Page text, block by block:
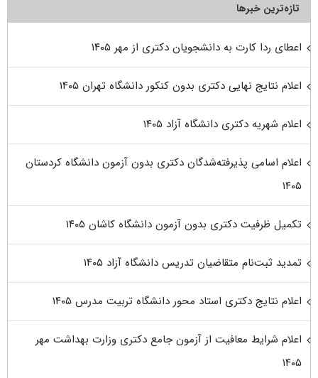
تازه‌ترین خبرها
اعطای ردا کارت به دانشجویان دکتری از مهر ۱۴۰۵
اعلام نتایج نهایی دکتری بدون کنکور دانشگاه تهران ۱۴۰۵
اعلام شهریه دکتری دانشگاه آزاد ۱۴۰۵
اعلام اسامی پذیرفته‌شدگان دکتری بدون آزمون دانشگاه کردستان
۱۴۰۵
تکمیل ظرفیت دکتری بدون آزمون دانشگاه کاشان ۱۴۰۵
تمدید ثبت‌نام متقاضیان تدریس دانشگاه آزاد ۱۴۰۵
اعلام نتایج دکتری استاد محور دانشگاه تربیت مدرس ۱۴۰۵
اعلام شرایط معافیت از آزمون جامع دکتری وزارت بهداشت مهر
۱۴۰۵